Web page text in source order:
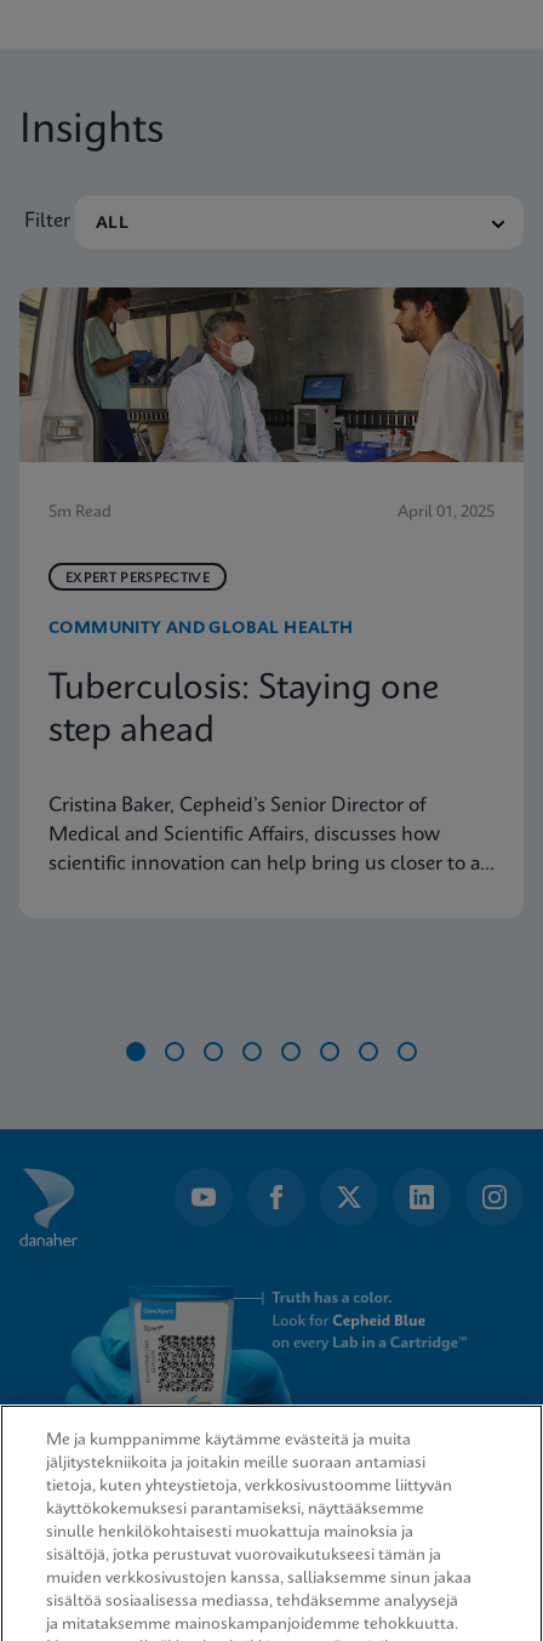
Insights
Filter
5m Read April 01, 2025
EXPERT PERSPECTIVE
COMMUNITY AND GLOBAL HEALTH
Tuberculosis: Staying one
step ahead
Cristina Baker, Cepheid’s Senior Director of
Medical and Scientific Affairs, discusses how
scientific innovation can help bring us closer to an
8
QUICK LINKS
LEGAL
Me ja kumppanimme käytämme evästeitä ja muita
jäljitystekniikoita ja joitakin meille suoraan antamiasi
tietoja, kuten yhteystietoja, verkkosivustoomme liittyvän
käyttökokemuksesi parantamiseksi, näyttääksemme
sinulle henkilökohtaisesti muokattuja mainoksia ja
sisältöjä, jotka perustuvat vuorovaikutukseesi tämän ja
muiden verkkosivustojen kanssa, salliaksemme sinun jakaa
sisältöä sosiaalisessa mediassa, tehdäksemme analyysejä
ja mitataksemme mainoskampanjoidemme tehokkuutta.